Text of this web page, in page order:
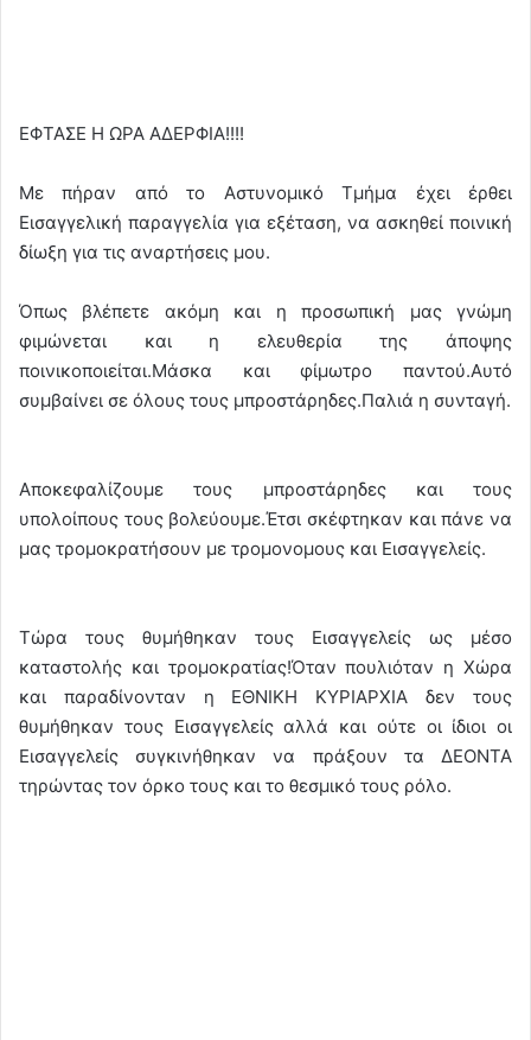
ΕΦΤΑΣΕ Η ΩΡΑ ΑΔΕΡΦΙΑ!!!!
Με πήραν από το Αστυνομικό Τμήμα έχει έρθει
Εισαγγελική παραγγελία για εξέταση, να ασκηθεί ποινική
δίωξη για τις αναρτήσεις μου.
Όπως βλέπετε ακόμη και η προσωπική μας γνώμη
φιμώνεται και η ελευθερία της άποψης
ποινικοποιείται.Μάσκα και φίμωτρο παντού.Αυτό
συμβαίνει σε όλους τους μπροστάρηδες.Παλιά η συνταγή.
Αποκεφαλίζουμε τους μπροστάρηδες και τους
υπολοίπους τους βολεύουμε.Έτσι σκέφτηκαν και πάνε να
μας τρομοκρατήσουν με τρομονομους και Εισαγγελείς.
Τώρα τους θυμήθηκαν τους Εισαγγελείς ως μέσο
καταστολής και τρομοκρατίας!Όταν πουλιόταν η Χώρα
και παραδίνονταν η ΕΘΝΙΚΗ ΚΥΡΙΑΡΧΙΑ δεν τους
θυμήθηκαν τους Εισαγγελείς αλλά και ούτε οι ίδιοι οι
Εισαγγελείς συγκινήθηκαν να πράξουν τα ΔΕΟΝΤΑ
τηρώντας τον όρκο τους και το θεσμικό τους ρόλο.